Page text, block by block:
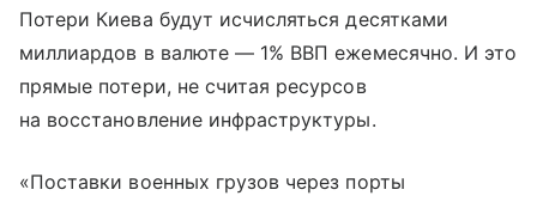
Потери Киева будут исчисляться десятками
миллиардов в валюте — 1% ВВП ежемесячно. И это
прямые потери, не считая ресурсов
на восстановление инфраструктуры.
«Поставки военных грузов через порты